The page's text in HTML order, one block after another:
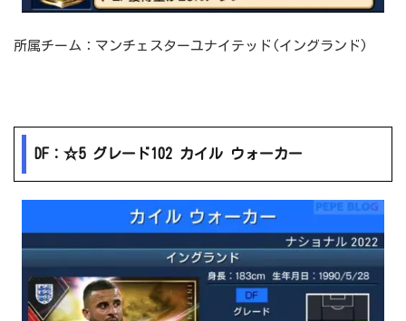
所属チーム：マンチェスターユナイテッド(イングランド)
DF：☆5 グレード102 カイル ウォーカー